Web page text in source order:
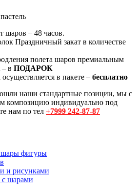
шаров – 48 часов.
Праздничный закат в количестве
полета шаров премиальным
– в ПОДАРОК
в пакете – бесплатно
наши стандартные позиции, мы с
композицию индивидуально под
нам по тел +7999 242-87-87
шары фигуры
и рисунками
с шарами